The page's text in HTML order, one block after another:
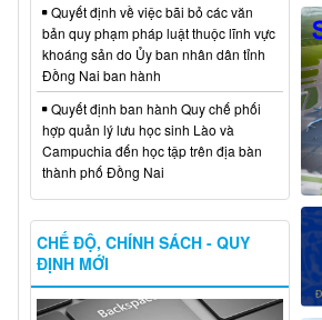
Quyết định về việc bãi bỏ các văn
bản quy phạm pháp luật thuộc lĩnh vực
khoáng sản do Ủy ban nhân dân tỉnh
Đồng Nai ban hành
Quyết định ban hành Quy chế phối
hợp quản lý lưu học sinh Lào và
Campuchia đến học tập trên địa bàn
thành phố Đồng Nai
CHẾ ĐỘ, CHÍNH SÁCH - QUY
ĐỊNH MỚI